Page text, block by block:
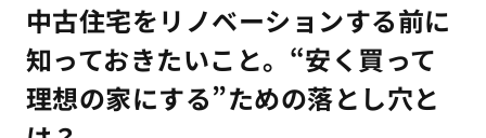
中古住宅をリノベーションする前に
知っておきたいこと。“安く買って
理想の家にする”ための落とし穴と